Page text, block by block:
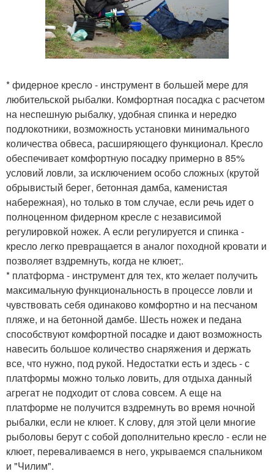
* фидерное кресло - инструмент в большей мере для
любительской рыбалки. Комфортная посадка с расчетом
на неспешную рыбалку, удобная спинка и нередко
подлокотники, возможность установки минимального
количества обвеса, расширяющего функционал. Кресло
обеспечивает комфортную посадку примерно в 85%
условий ловли, за исключением особо сложных (крутой
обрывистый берег, бетонная дамба, каменистая
набережная), но только в том случае, если речь идет о
полноценном фидерном кресле с независимой
регулировкой ножек. А если регулируется и спинка -
кресло легко превращается в аналог походной кровати и
позволяет вздремнуть, когда не клюет;.
* платформа - инструмент для тех, кто желает получить
максимальную функциональность в процессе ловли и
чувствовать себя одинаково комфортно и на песчаном
пляже, и на бетонной дамбе. Шесть ножек и педана
способствуют комфортной посадке и дают возможность
навесить большое количество снаряжения и держать
все, что нужно, под рукой. Недостатки есть и здесь - с
платформы можно только ловить, для отдыха данный
агрегат не подходит от слова совсем. А еще на
платформе не получится вздремнуть во время ночной
рыбалки, если не клюет. К слову, для этой цели многие
рыболовы берут с собой дополнительно кресло - если не
клюет, переваливаемся в него, укрываемся спальником
и "Чилим".